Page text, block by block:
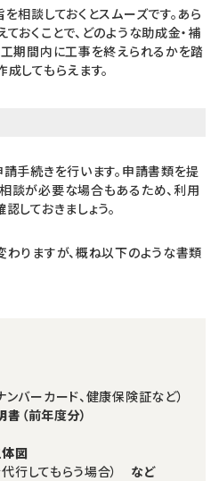
相談しておくとスムーズです。あら
おくことで、どのような助成金・補
期間内に工事を終えられるかを踏
してもらえます。
手続きを行います。申請書類を提
談が必要な場合もあるため、利用
しておきましょう。
りますが、概ね以下のような書類
ンバーカード、健康保険証など）
書 （前年度分）
体図
行してもらう場合） など